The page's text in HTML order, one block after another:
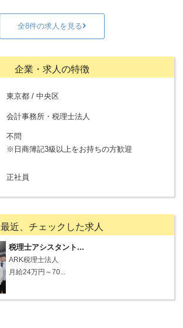
全8件の求人を見る
企業・求人の特徴
東京都 / 中央区
会計事務所・税理士法人
不問
※日商簿記3級以上をお持ちの方歓迎
正社員
最近、チェックした求人
税理士アシスタント...
ARK税理士法人
月給24万円～70...